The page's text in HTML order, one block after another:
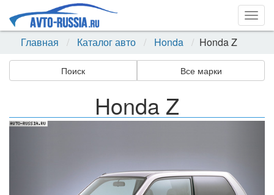
Главная
Каталог авто Honda Honda Z
Поиск Все марки
Honda Z
Назад